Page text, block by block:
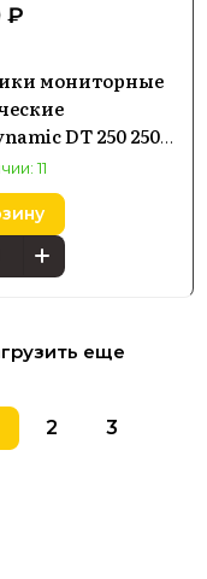
₽
мониторные
DT 250 250
11
еще
2 3